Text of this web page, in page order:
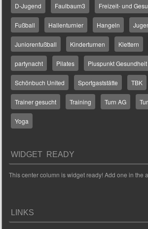
D-Jugend Faulbaum3 Freizeit- und
Fußball Hallenturnier Hangeln
Juniorenfußball Kinderturnen Klettern
partynacht Pilates Pluspunkt Gesundheit
Schönbuch United Sportgaststätte TBK
Trainer gesucht Training Turn AG
Yoga
WIDGET READY
This center column is widget ready! Add one in the
LINKS